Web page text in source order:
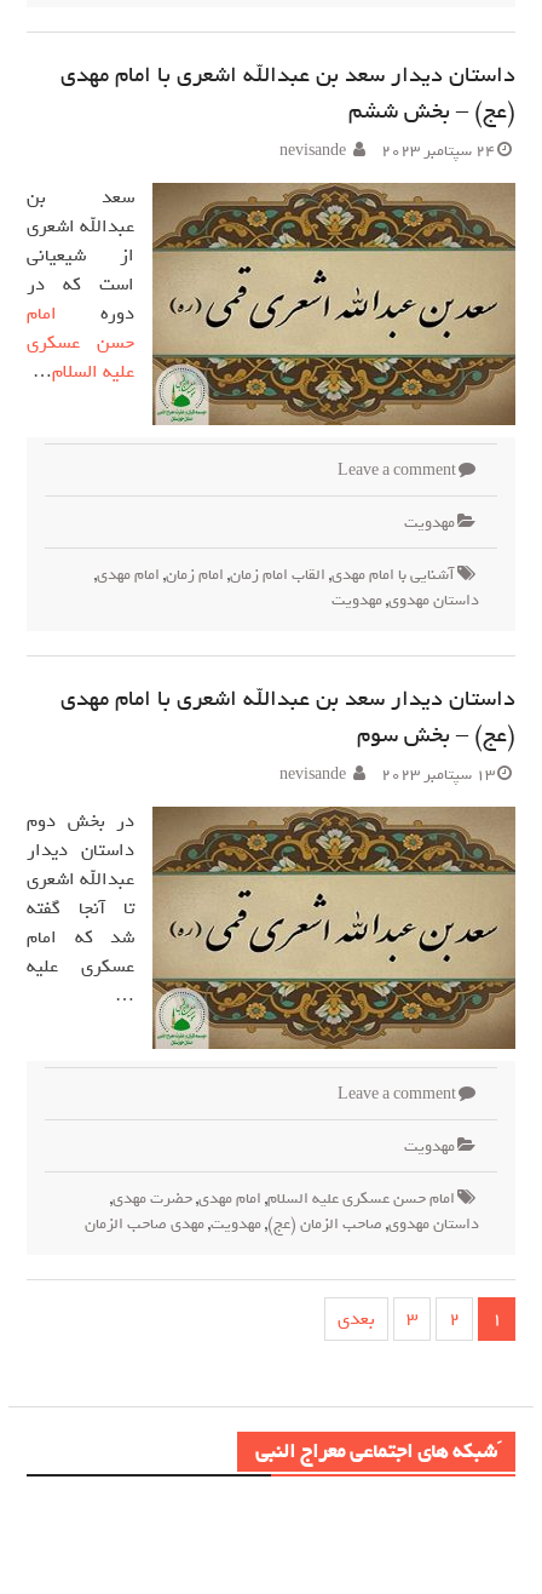
داستان دیدار سعد بن عبدالله اشعری با امام مهدی
(عج) – بخش ششم
24 سپتامبر 2023 nevisande
سعد بن
عبدالله اشعری
از شیعیانی
است که در
دوره امام
حسن عسکری
علیه السلام…
Leave a comment
مهدويت
آشنایی با امام مهدی,القاب امام زمان,امام زمان,امام مهدی,
داستان مهدوی,مهدویت
داستان دیدار سعد بن عبدالله اشعری با امام مهدی
(عج) – بخش سوم
13 سپتامبر 2023 nevisande
در بخش دوم
داستان دیدار
عبدالله اشعری
تا آنجا گفته
شد که امام
عسکری علیه
…
Leave a comment
مهدويت
امام حسن عسکری علیه السلام,امام مهدی,حضرت مهدی,
داستان مهدوی,صاحب الزمان (عج),مهدویت,مهدی صاحب الزمان
صفحه‌بندی
نوشته‌ها
1
2
3 بعدی
َشبکه های اجتماعی معراج النبی